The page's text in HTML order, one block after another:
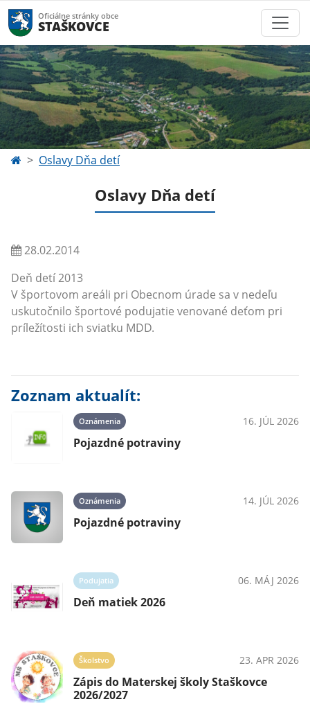
Oficiálne stránky obce
STAŠKOVCE
Oslavy Dňa detí
Oslavy Dňa detí
28.02.2014
Deň detí 2013
V športovom areáli pri Obecnom úrade sa v nedeľu
uskutočnilo športové podujatie venované deťom pri
príležítosti ich sviatku MDD.
Zoznam aktualít:
Oznámenia 16. JÚL 2026
Pojazdné potraviny
Oznámenia 14. JÚL 2026
Pojazdné potraviny
Podujatia 06. MÁJ 2026
Deň matiek 2026
Školstvo 23. APR 2026
Zápis do Materskej školy Staškovce
2026/2027